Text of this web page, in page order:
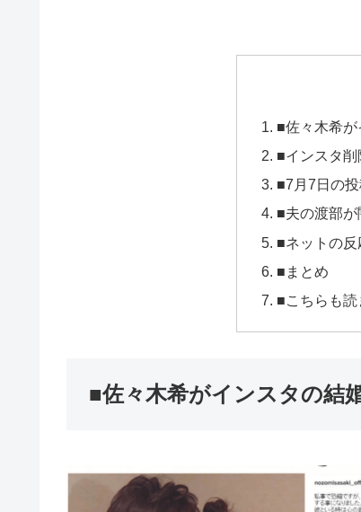
■佐々木希
■インスタ削
■7月7日の
■夫の渡部が
■ネットの反
■まとめ
■こちらも
■佐々木希がインスタの結